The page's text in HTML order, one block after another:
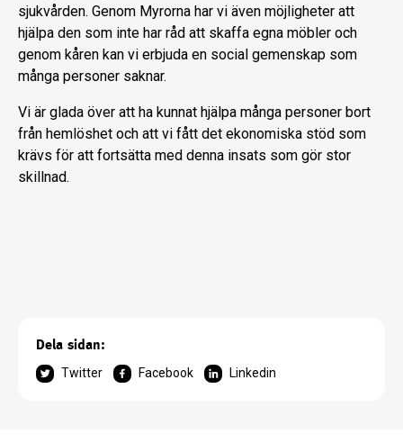
sjukvården. Genom Myrorna har vi även möjligheter att
hjälpa den som inte har råd att skaffa egna möbler och
genom kåren kan vi erbjuda en social gemenskap som
många personer saknar.
Vi är glada över att ha kunnat hjälpa många personer bort
från hemlöshet och att vi fått det ekonomiska stöd som
krävs för att fortsätta med denna insats som gör stor
skillnad.
Dela sidan:
Twitter Facebook Linkedin